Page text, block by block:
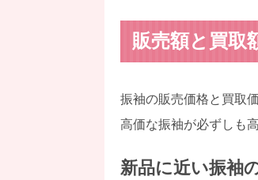
販売額と買取
振袖の販売価格と買取
高価な振袖が必ずしも
新品に近い振袖